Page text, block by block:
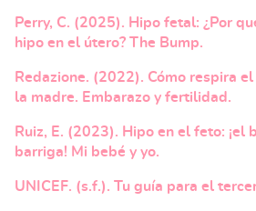
Perry, C. (2025). Hipo fetal: ¿Por
hipo en el útero? The Bump.
Redazione. (2022). Cómo respira
la madre. Embarazo y fertilidad.
Ruiz, E. (2023). Hipo en el feto: ¡el
barriga! Mi bebé y yo.
UNICEF. (s.f.). Tu guía para el